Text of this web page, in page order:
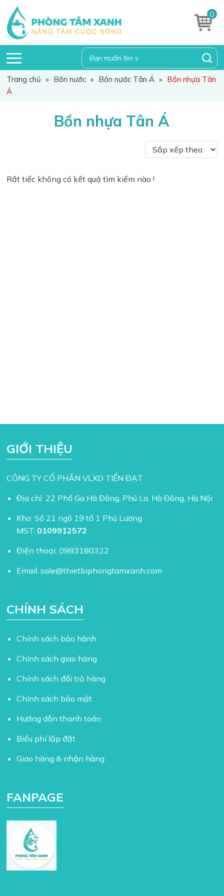
0
Trang chủ » Bồn nước » Bồn nước Tân Á » Bồn nhựa Tân
Á
Bồn nhựa Tân Á
Rất tiếc không có kết quả tìm kiếm nào !
GIỚI THIỆU
CÔNG TY CỔ PHẦN VLXD TIẾN ĐẠT
Địa chỉ: 22 Phố Ga Hà Đông, Phú La, Hà Đông, Hà Nội
Kho: Số 21 ngõ 19 tổ 1 Phú Lương
MST: 0109912572
Điện thoại:0983180322
Email:sale@thietbiphongtamxanh.com
CHÍNH SÁCH
Chính sách bảo hành
Chính sách giao hàng
Chính sách đổi trả hàng
Chính sách bảo mật
Hướng dẫn thanh toán
Biểu phí lắp đặt
Giao hàng & nhận hàng
FANPAGE